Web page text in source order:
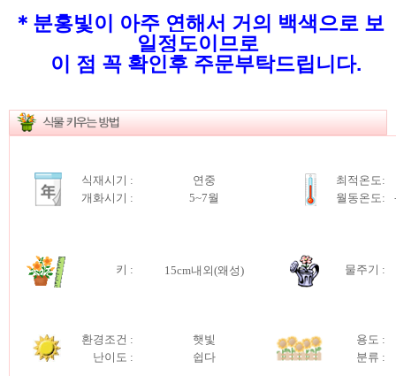
＊분홍빛이 아주 연해서 거의 백색으로 보
일정도이므로
이 점 꼭 확인후 주문부탁드립니다.
식재시기 :
개화시기 :
연중
5~7월
최적온도:
월동온도:
키 : 15cm내외(왜성) 물주기 :
환경조건 :
난이도 :
햇빛
쉽다
용도 :
분류 :